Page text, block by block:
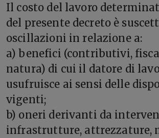
Il costo del lavoro
del presente decreto è
oscillazioni in relazione a:
a) benefici (contributivi,
natura) di cui il datore di
usufruisce ai sensi delle
vigenti;
b) oneri derivanti da
infrastrutture, attrezzature,